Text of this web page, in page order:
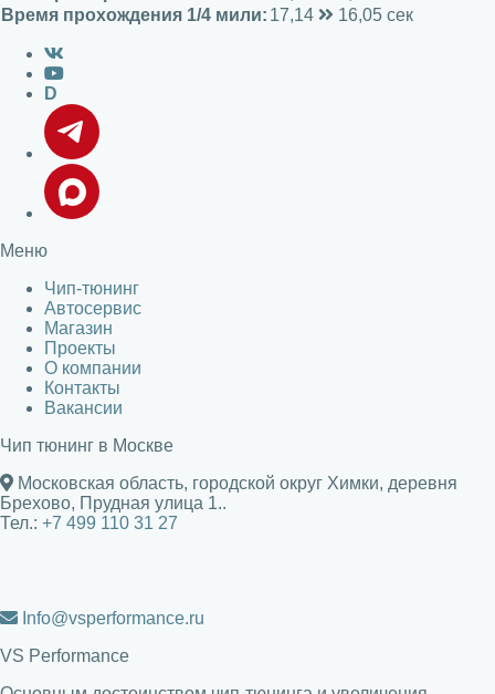
Время прохождения 1/4 мили: 17,14 16,05 сек
D
Меню
Чип-тюнинг
Автосервис
Магазин
Проекты
О компании
Контакты
Вакансии
Чип тюнинг в Москве
Московская область, городской округ Химки, деревня
Брехово, Прудная улица 1..
Тел.: +7 499 110 31 27
Info@vsperformance.ru
VS Performance